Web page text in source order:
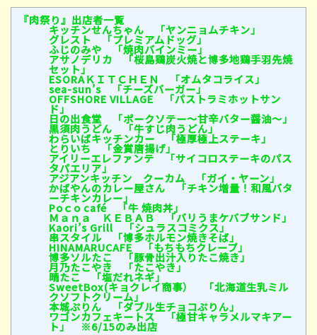
『肉祭り』出店者一覧
キッチンせんちゃん 「ヤンニョムチキン」
グレスト 「プレミアムドッグ」
ふじのみや 「焼肉バインミー」
アサノデリカ 「桜島鶏炭火焼と博多地鶏手羽先焼
セット」
ESORAＫＩＴＣＨＥＮ 「オムタコライス」
sea-sun’s 「チーズバーガー」
OFFSHORE VILLAGE 「パストラミホットサン
ド」
日の出食堂 「ポークソテー〜甘辛バター醤油〜」
黒須肉うどん 「牛すじ肉うどん」
わらいばキッチンカー 「極厚極上ステーキ」
とりいち 「金賞唐揚げ」
アイリーエレファンテ 「サイコロステーキのパス
タパエリア」
アジアンキッチン クーカム 「ガイ・ヤーン」
かばやんのカレー屋さん 「チキン増量！和風バタ
ーチキンカレー」
Poｃo café 「牛 焼肉丼」
Ｍａｎａ ＫＥＢＡＢ 「バリうまケバブサンド」
Kaori’s Grill 「シュラスコミクス」
串スタイル 「博多ホルモン焼きそば」
HINAMARUCAFE 「もちもちクレープ」
博多ソルたこ 「豚骨出汁入りたこ焼き」
月乃たこやき 「たこやき」
晴たこ 「塩だれネギ」
SweetBox(キョクレイ商事） 「北海道生乳ミル
クソフトクリーム」
本城ぷりん 「ダブル生チョコぷりん」
ワゴンカフェキートス 「極甘キャラメルマキアー
ト」 ※6/15のみ出店